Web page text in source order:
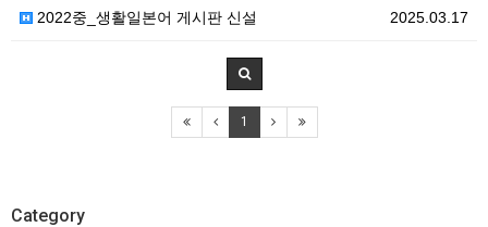
2025.03.17
2022중_생활일본어 게시판 신설
1
Category